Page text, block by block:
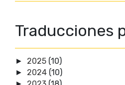
Traducciones
► 2025 (10)
► 2024 (10)